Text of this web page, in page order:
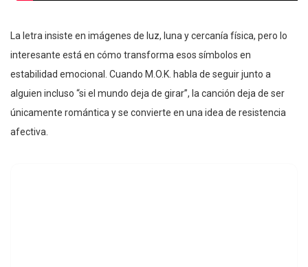
La letra insiste en imágenes de luz, luna y cercanía física, pero lo
interesante está en cómo transforma esos símbolos en
estabilidad emocional. Cuando M.O.K. habla de seguir junto a
alguien incluso “si el mundo deja de girar”, la canción deja de ser
únicamente romántica y se convierte en una idea de resistencia
afectiva.